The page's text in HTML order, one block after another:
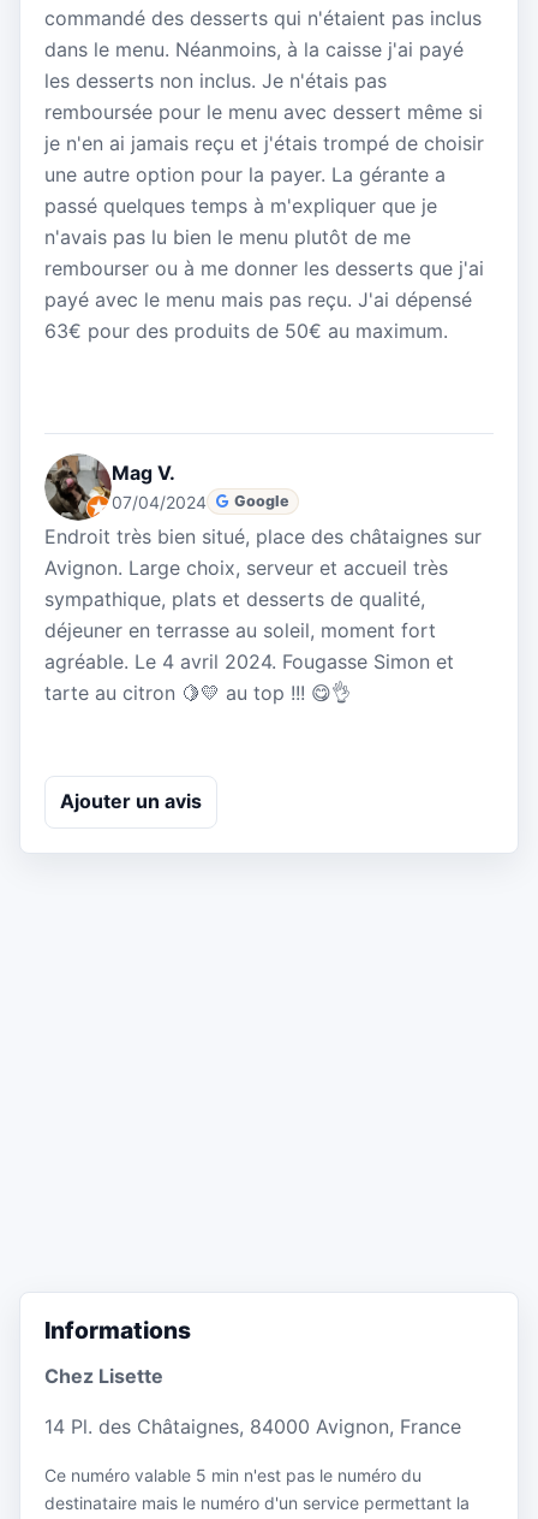
commandé des desserts qui n'étaient pas inclus
dans le menu. Néanmoins, à la caisse j'ai payé
les desserts non inclus. Je n'étais pas
remboursée pour le menu avec dessert même si
je n'en ai jamais reçu et j'étais trompé de choisir
une autre option pour la payer. La gérante a
passé quelques temps à m'expliquer que je
n'avais pas lu bien le menu plutôt de me
rembourser ou à me donner les desserts que j'ai
payé avec le menu mais pas reçu. J'ai dépensé
63€ pour des produits de 50€ au maximum.
Mag V.
07/04/2024 Google
Endroit très bien situé, place des châtaignes sur
Avignon. Large choix, serveur et accueil très
sympathique, plats et desserts de qualité,
déjeuner en terrasse au soleil, moment fort
agréable. Le 4 avril 2024. Fougasse Simon et
tarte au citron 🍋💛 au top !!! 😋👌
Ajouter un avis
Informations
Chez Lisette
14 Pl. des Châtaignes, 84000 Avignon, France
Ce numéro valable 5 min n'est pas le numéro du
destinataire mais le numéro d'un service permettant la